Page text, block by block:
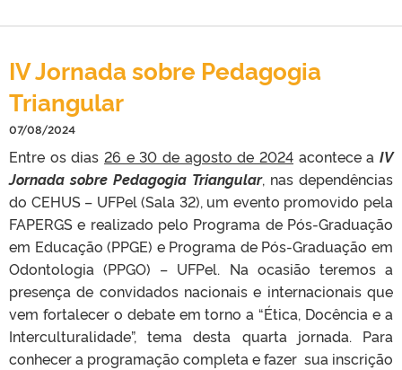
IV Jornada sobre Pedagogia
Triangular
07/08/2024
Entre os dias 26 e 30 de agosto de 2024 acontece a IV
Jornada sobre Pedagogia Triangular, nas dependências
do CEHUS – UFPel (Sala 32), um evento promovido pela
FAPERGS e realizado pelo Programa de Pós-Graduação
em Educação (PPGE) e Programa de Pós-Graduação em
Odontologia (PPGO) – UFPel. Na ocasião teremos a
presença de convidados nacionais e internacionais que
vem fortalecer o debate em torno a “Ética, Docência e a
Interculturalidade”, tema desta quarta jornada. Para
conhecer a programação completa e fazer sua inscrição